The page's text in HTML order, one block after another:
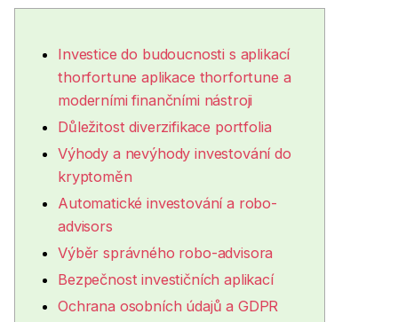
Investice do budoucnosti s aplikací
thorfortune aplikace thorfortune a
moderními finančními nástroji
Důležitost diverzifikace portfolia
Výhody a nevýhody investování do
kryptoměn
Automatické investování a robo-
advisors
Výběr správného robo-advisora
Bezpečnost investičních aplikací
Ochrana osobních údajů a GDPR